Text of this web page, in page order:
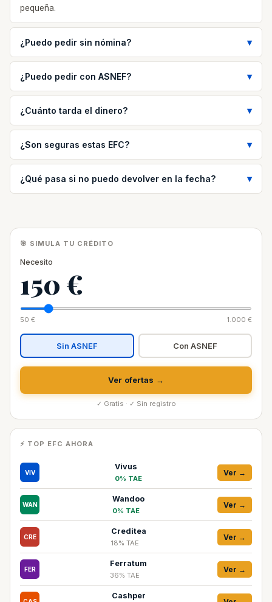
pequeña.
¿Puedo pedir sin nómina?
¿Puedo pedir con ASNEF?
¿Cuánto tarda el dinero?
¿Son seguras estas EFC?
¿Qué pasa si no puedo devolver en la fecha?
🎯 SIMULA TU CRÉDITO
Necesito
150 €
50 € 1.000 €
Sin ASNEF Con ASNEF
Ver ofertas →
✓ Gratis · ✓ Sin registro
⚡ TOP EFC AHORA
VIV
Vivus
0% TAE
Ver →
WAN
Wandoo
0% TAE
Ver →
CRE
Creditea
18% TAE
Ver →
FER
Ferratum
36% TAE
Ver →
Cashper